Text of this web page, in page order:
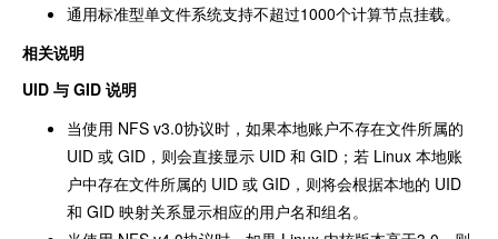
通用标准型单文件系统支持不超过1000个计算节点挂载。
相关说明
UID 与 GID 说明
当使用 NFS v3.0协议时，如果本地账户不存在文件所属的
UID 或 GID，则会直接显示 UID 和 GID；若 Linux 本地账
户中存在文件所属的 UID 或 GID，则将会根据本地的 UID
和 GID 映射关系显示相应的用户名和组名。